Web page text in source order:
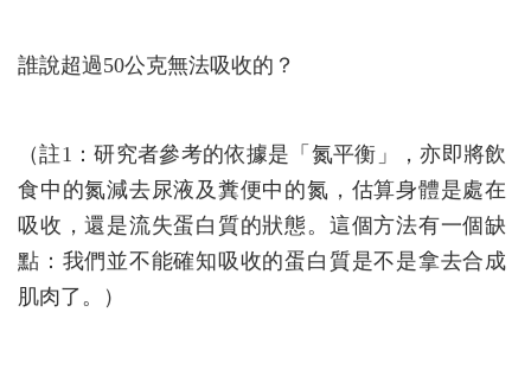
誰說超過50公克無法吸收的？
（註1：研究者參考的依據是「氮平衡」，亦即將飲
食中的氮減去尿液及糞便中的氮，估算身體是處在
吸收，還是流失蛋白質的狀態。這個方法有一個缺
點：我們並不能確知吸收的蛋白質是不是拿去合成
肌肉了。）